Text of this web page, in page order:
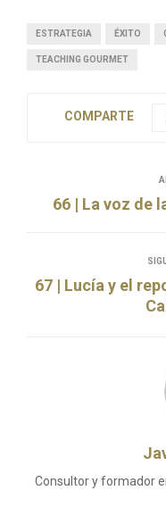
ESTRATEGIA ÉXITO
TEACHING GOURMET
COMPARTE
66 | La voz de
67 | Lucía y el
Consultor y formador